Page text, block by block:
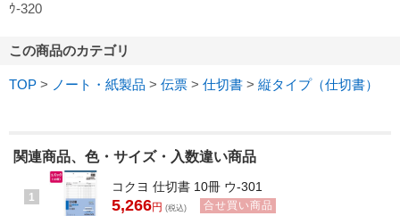
ｳ-320
この商品のカテゴリ
TOP > ノート・紙製品 > 伝票 > 仕切書 > 縦タイプ（仕切書）
関連商品、色・サイズ・入数違い商品
1
コクヨ 仕切書 10冊 ウ-301
5,266円 (税込) 合せ買い商品